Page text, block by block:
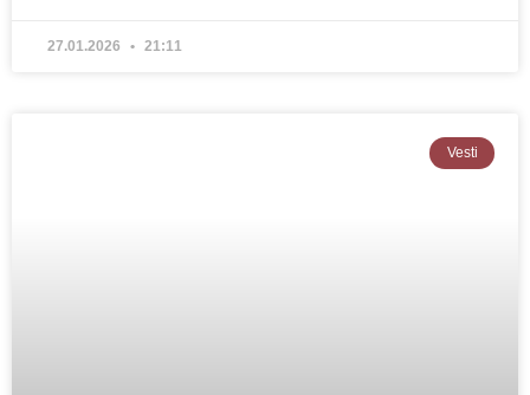
27.01.2026 21:11
Vesti